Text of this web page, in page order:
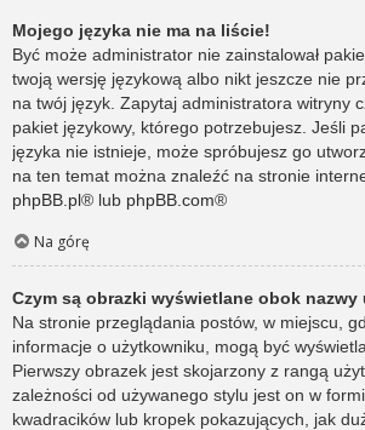
Mojego języka nie ma na liście!
Być może administrator nie zainstalował
twoją wersję językową albo nikt jeszcze nie
na twój język. Zapytaj administratora witryny
pakiet językowy, którego potrzebujesz. Jeśli
języka nie istnieje, może spróbujesz go
na ten temat można znaleźć na stronie
phpBB.pl® lub phpBB.com®
Na górę
Czym są obrazki wyświetlane obok
Na stronie przeglądania postów, w miejscu,
informacje o użytkowniku, mogą być
Pierwszy obrazek jest skojarzony z rangą
zależności od używanego stylu jest on w
kwadracików lub kropek pokazujących, jak